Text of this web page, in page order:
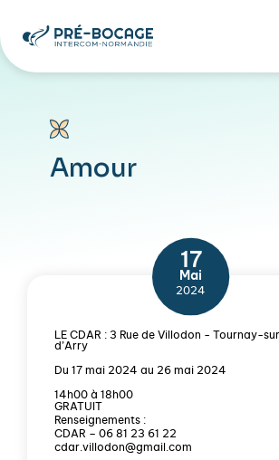
Amour
17
Mai
2024
LE CDAR : 3 Rue de Villodon - Tournay-
d’Arry
Du 17 mai 2024 au 26 mai 2024
14h00 à 18h00
GRATUIT
Renseignements :
CDAR – 06 81 23 61 22
cdar.villodon@gmail.com